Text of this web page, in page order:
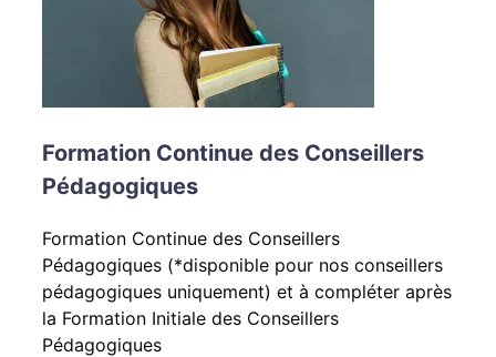
Formation Continue des Conseillers
Pédagogiques
Formation Continue des Conseillers
Pédagogiques (*disponible pour nos conseillers
pédagogiques uniquement) et à compléter après
la Formation Initiale des Conseillers
Pédagogiques